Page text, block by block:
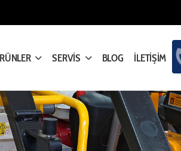
SERVİS BLOG İLETİŞİM